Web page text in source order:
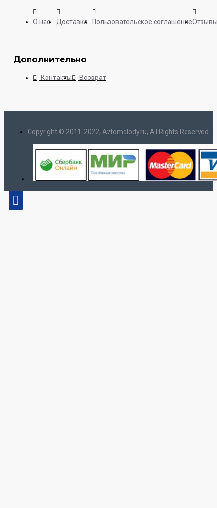
О нас Доставка Пользовательское соглашение
Дополнительно
Контакты Возврат
Copyright © 2011-2022, Avtomelody.ru, All Rights Reserved